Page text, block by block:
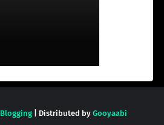
Blogging| Distributed by Gooyaabi